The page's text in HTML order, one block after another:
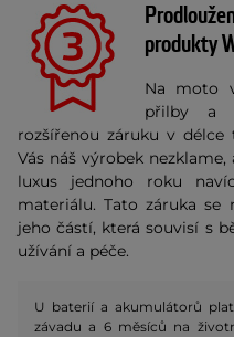
produkty
Na moto
přilby a
rozšířenou záruku v
Vás náš výrobek
luxus jednoho roku
materiálu. Tato záruka
jeho částí, která souvisí s
užívání a péče.
U baterií a akumulátorů
závadu a 6 měsíců na